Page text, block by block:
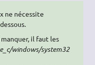
ne nécessite
il faut les
windows/system32